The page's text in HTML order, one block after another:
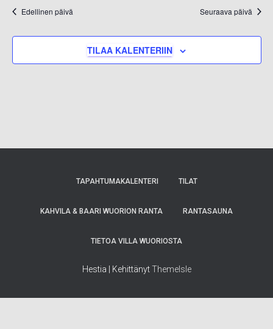
Edellinen päivä Seuraava päivä
TILAA KALENTERIIN
TAPAHTUMAKALENTERI TILAT
KAHVILA & BAARI WUORION RANTA RANTASAUNA
TIETOA VILLA WUORIOSTA
Hestia | KehittänytThemeIsle